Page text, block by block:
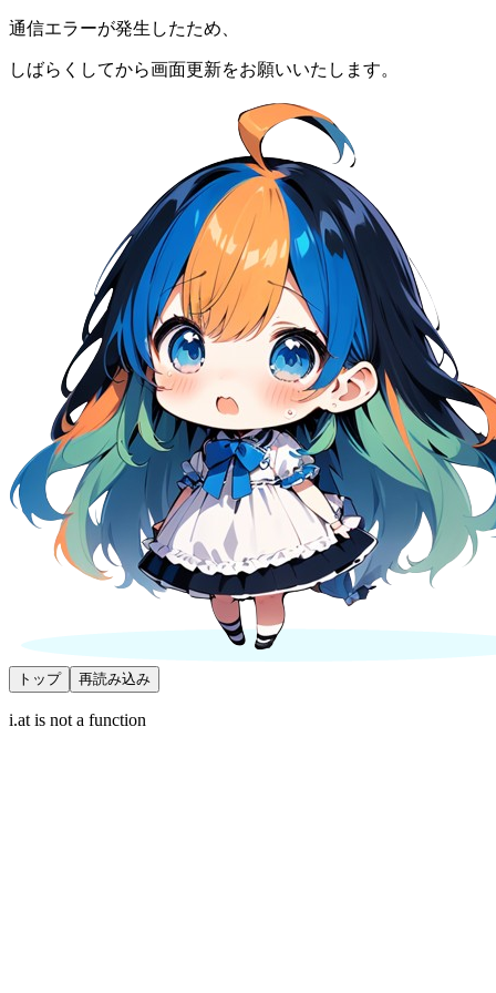
通信エラーが発生したため、
しばらくしてから画面更新をお願いいたします。
トップ 再読み込み
i.at is not a function